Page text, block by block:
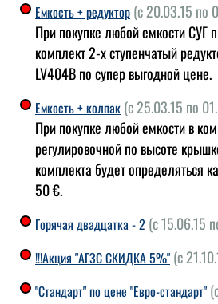
Емкость + редуктор (с 20.03.15 по
При покупке любой емкости СУГ
комплект 2-х ступенчатый
LV404B по супер выгодной цене.
Емкость + колпак (с 25.03.15 по
При покупке любой емкости в
регулировочной по высоте
комплекта будет определяться
50 €.
Горячая двадцатка - 2 (с 15.06.15
!!!Акция "АГЗС СКИДКА 5%" (с
"Стандарт" по цене "Евро-стандарт"